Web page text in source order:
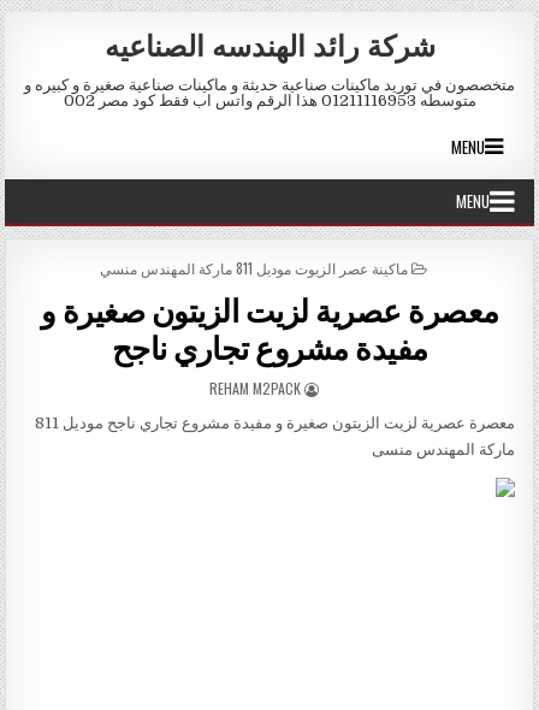
Skip to content
شركة رائد الهندسه الصناعيه
متخصصون في توريد ماكينات صناعية حديثة و ماكينات صناعية صغيرة و كبيره و
متوسطه 01211116953 هذا الرقم واتس اب فقط كود مصر 002
MENU
MENU
POSTED IN
ماكينة عصر الزيوت موديل 811 ماركة المهندس منسي
معصرة عصرية لزيت الزيتون صغيرة و
مفيدة مشروع تجاري ناجح
AUTHOR:
REHAM M2PACK
معصرة عصرية لزيت الزيتون صغيرة و مفيدة مشروع تجاري ناجح موديل 811
ماركة المهندس منسى